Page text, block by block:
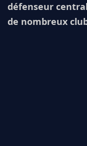
défenseur
de nombreux